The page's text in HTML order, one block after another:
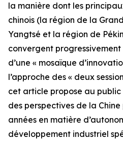
la manière dont les
chinois (la région de la
Yangtsé et la région de
convergent
d’une « mosaïque
l’approche des « deux
cet article propose au
des perspectives de la
années en matière
développement industriel